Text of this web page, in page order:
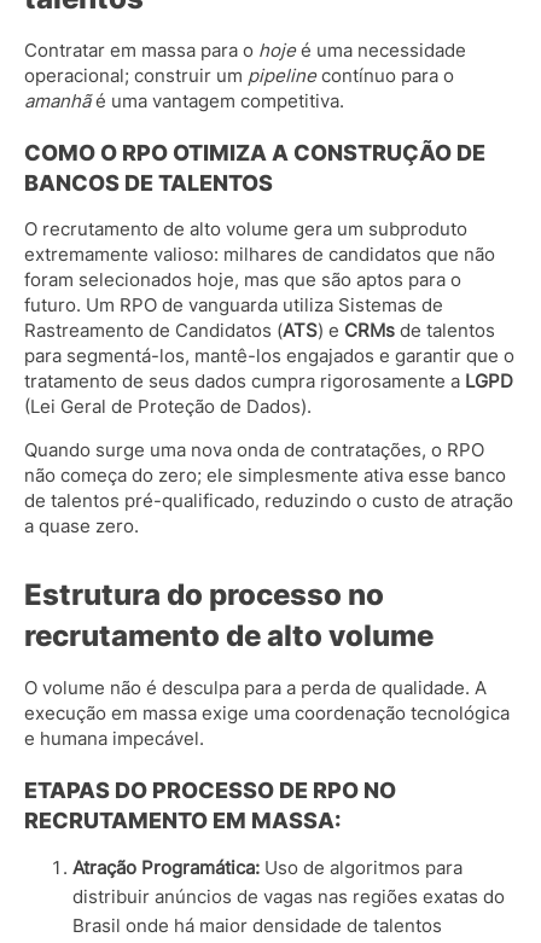
Contratar em massa para o hojeé uma necessidade
operacional; construir um pipelinecontínuo para o
amanhãé uma vantagem competitiva.
COMO O RPO OTIMIZA A CONSTRUÇÃO DE
BANCOS DE TALENTOS
O recrutamento de alto volume gera um subproduto
extremamente valioso: milhares de candidatos que não
foram selecionados hoje, mas que são aptos para o
futuro. Um RPO de vanguarda utiliza Sistemas de
Rastreamento de Candidatos (ATS) e CRMs de talentos
para segmentá-los, mantê-los engajados e garantir que o
tratamento de seus dados cumpra rigorosamente a LGPD
(Lei Geral de Proteção de Dados).
Quando surge uma nova onda de contratações, o RPO
não começa do zero; ele simplesmente ativa esse banco
de talentos pré-qualificado, reduzindo o custo de atração
a quase zero.
Estrutura do processo no
recrutamento de alto volume
O volume não é desculpa para a perda de qualidade. A
execução em massa exige uma coordenação tecnológica
e humana impecável.
ETAPAS DO PROCESSO DE RPO NO
RECRUTAMENTO EM MASSA:
Atração Programática: Uso de algoritmos para
distribuir anúncios de vagas nas regiões exatas do
Brasil onde há maior densidade de talentos